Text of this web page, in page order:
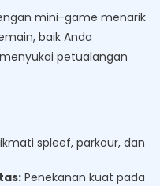
mini-game menarik
baik Anda
petualangan
spleef, parkour, dan
Penekanan kuat pada